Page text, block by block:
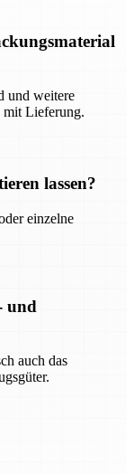
und weitere
mit Lieferung.
lassen?
einzelne
und
auch das